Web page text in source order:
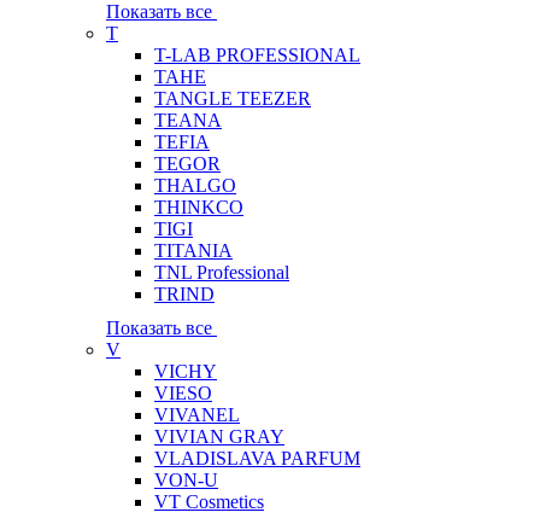
Показать все
T
T-LAB PROFESSIONAL
TAHE
TANGLE TEEZER
TEANA
TEFIA
TEGOR
THALGO
THINKCO
TIGI
TITANIA
TNL Professional
TRIND
Показать все
V
VICHY
VIESO
VIVANEL
VIVIAN GRAY
VLADISLAVA PARFUM
VON-U
VT Cosmetics